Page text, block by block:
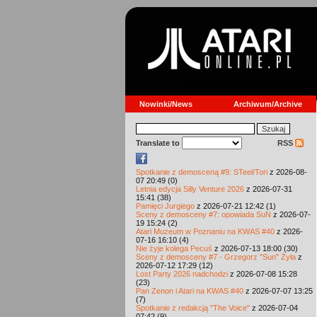
Nowinki/News Archiwum/Archive
Translate to RSS
Spotkanie z demosceną #9: STeel/Tori z 2026-08-
07 20:49 (0)
Letnia edycja Silly Venture 2026 z 2026-07-31
15:41 (38)
Pamięci Jurgiego z 2026-07-21 12:42 (1)
Sceny z demosceny #7: opowiada SuN z 2026-07-
19 15:24 (2)
Atari Muzeum w Poznaniu na KWAS #40 z 2026-
07-16 16:10 (4)
Nie żyje kolega Pecuś z 2026-07-13 18:00 (30)
Sceny z demosceny #7 - Grzegorz "Sun" Żyła z
2026-07-12 17:29 (12)
Lost Party 2026 nadchodzi z 2026-07-08 15:28
(23)
Pan Zenon i Atari na KWAS #40 z 2026-07-07 13:25
(7)
Spotkanie z redakcją "The Voice" z 2026-07-04